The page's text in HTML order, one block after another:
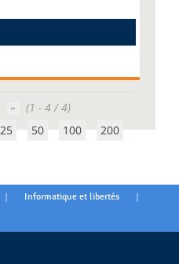
(1 - 4 / 4)
25 50 100 200
| Informatique et libertés |